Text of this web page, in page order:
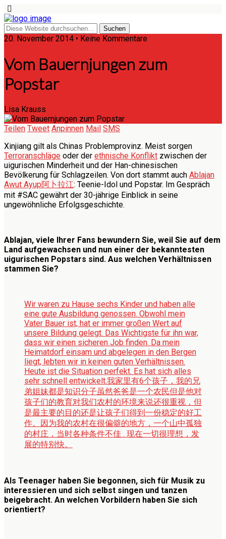
20. November 2014 • Keine Kommentare
Vom Bauernjungen zum
Popstar
Lisa Krauss
Teilen Tweet Anpinnen Mail SMS
Xinjiang gilt als Chinas Problemprovinz. Meist sorgen
Terroranschläge oder der ethnische Konflikt zwischen der
uigurischen Minderheit und der Han-chinesischen
Bevölkerung für Schlagzeilen. Von dort stammt auch Ablajan
Awut Ayup阿卜拉江: Teenie-Idol und Popstar. Im Gespräch
mit #SAC gewährt der 30-jährige Einblick in seine
ungewöhnliche Erfolgsgeschichte.
Ablajan, viele Ihrer Fans bewundern Sie, weil Sie auf dem
Land aufgewachsen und nun einer der bekanntesten
uigurischen Popstars sind. Aus welchen Verhältnissen
stammen Sie?
Wir waren zu Hause sechs Kinder und haben alle
eine gute Ausbildung genossen. Obwohl mein
Vater Bauer ist, hat er immer großen Wert auf
unsere Bildung gelegt. Das Wichtigste für ihn war,
dass wir einen sicheren Job finden. Da mein
Heimatdorf einsam und abgelegen in den Bergen
liegt, lebten wir in keinen guten Verhältnissen.
Heute ist die Situation perfekt. Es hat sich alles
sehr schnell entwickelt.我家里有6个孩子，我的兄
弟姐妹都是知识分子虽然爸爸是一个农民但是他对
孩子们的教育对我们农村的环境来说还很重视，但
是最主要的目的还是让孩子们得到一份稳定的好工
作。因为我的农村在很偏僻的地方，一个山中孤独
的村庄，当时各种条件不佳 . 现在一切很理想，发
展的特别快。
Als Teenager haben Sie begonnen, sich für Musik zu
interessieren und sich selbst singen und tanzen
beigebracht. An welchen Vorbildern haben Sie sich
orientiert?